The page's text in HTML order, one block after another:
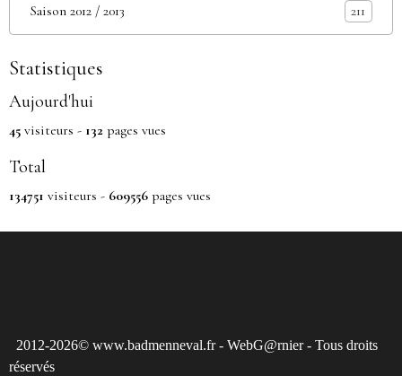
Saison 2012 / 2013 211
Statistiques
Aujourd'hui
45 visiteurs - 132 pages vues
Total
134751 visiteurs - 609556 pages vues
2012-2026© www.badmenneval.fr - WebG@rnier - Tous droits
réservés